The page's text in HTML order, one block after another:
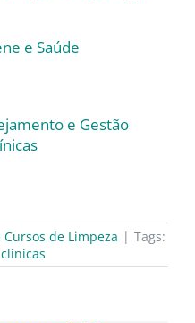
e Saúde
e Gestão
Cursos de Limpeza | Tags: